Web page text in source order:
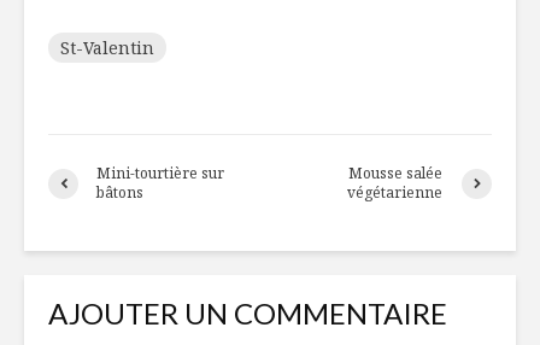
St-Valentin
Mini-tourtière sur
bâtons
Mousse salée
végétarienne
AJOUTER UN COMMENTAIRE